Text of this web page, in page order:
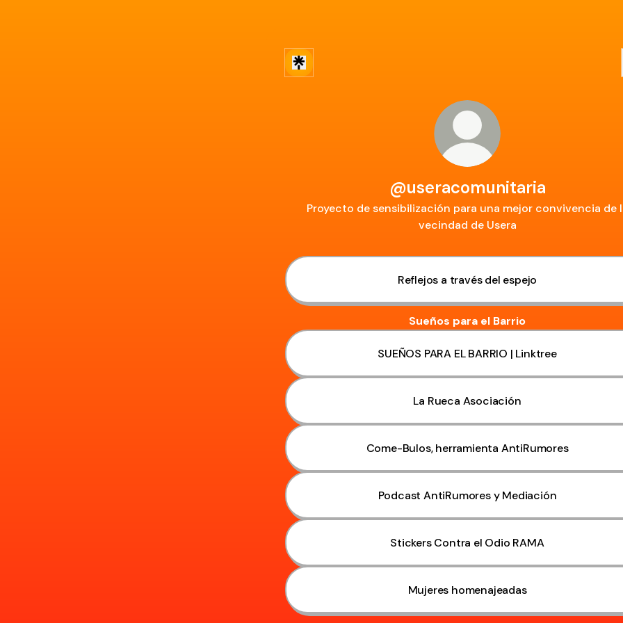
@useracomunitaria
Proyecto de sensibilización para una mejor convivencia de
vecindad de Usera
Reflejos a través del espejo
Sueños para el Barrio
SUEÑOS PARA EL BARRIO | Linktree
La Rueca Asociación
Come-Bulos, herramienta AntiRumores
Podcast AntiRumores y Mediación
Stickers Contra el Odio RAMA
Mujeres homenajeadas